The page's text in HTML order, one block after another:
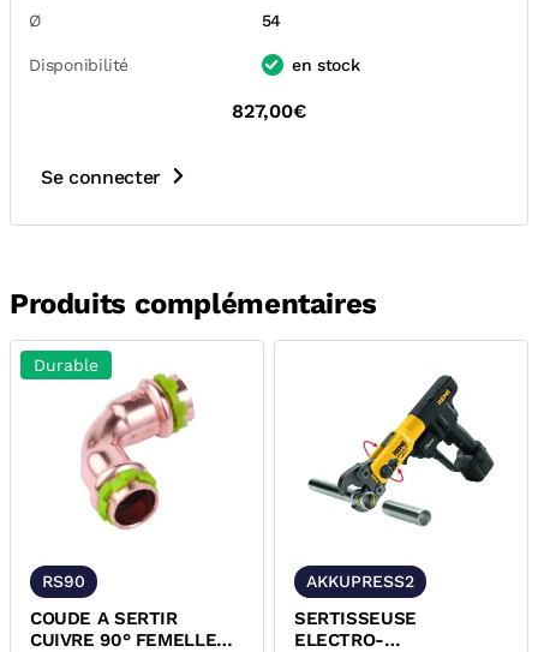
Ø
54
Disponibilité en stock
827,00€
Se connecter
Produits complémentaires
Durable
RS90
COUDE A SERTIR
CUIVRE 90° FEMELLE
AKKUPRESS2
SERTISSEUSE
ELECTRO-